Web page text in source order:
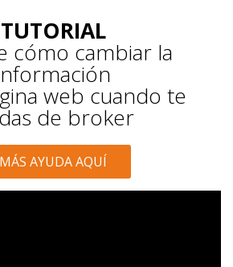
TUTORIAL
cómo cambiar la
web cuando te
de broker
MÁS AYUDA AQUÍ